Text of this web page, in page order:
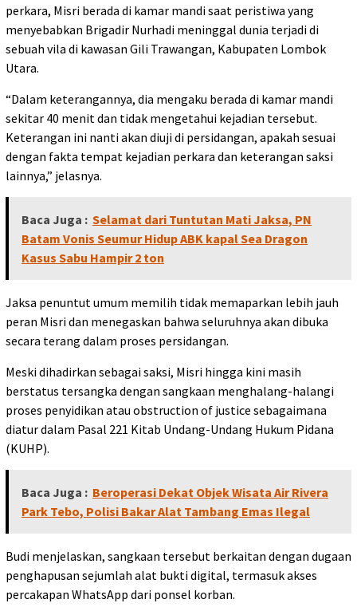
perkara, Misri berada di kamar mandi saat peristiwa yang
menyebabkan Brigadir Nurhadi meninggal dunia terjadi di
sebuah vila di kawasan Gili Trawangan, Kabupaten Lombok
Utara.
“Dalam keterangannya, dia mengaku berada di kamar mandi
sekitar 40 menit dan tidak mengetahui kejadian tersebut.
Keterangan ini nanti akan diuji di persidangan, apakah sesuai
dengan fakta tempat kejadian perkara dan keterangan saksi
lainnya,” jelasnya.
Baca Juga : Selamat dari Tuntutan Mati Jaksa, PN
Batam Vonis Seumur Hidup ABK kapal Sea Dragon
Kasus Sabu Hampir 2 ton
Jaksa penuntut umum memilih tidak memaparkan lebih jauh
peran Misri dan menegaskan bahwa seluruhnya akan dibuka
secara terang dalam proses persidangan.
Meski dihadirkan sebagai saksi, Misri hingga kini masih
berstatus tersangka dengan sangkaan menghalang-halangi
proses penyidikan atau obstruction of justice sebagaimana
diatur dalam Pasal 221 Kitab Undang-Undang Hukum Pidana
(KUHP).
Baca Juga : Beroperasi Dekat Objek Wisata Air Rivera
Park Tebo, Polisi Bakar Alat Tambang Emas Ilegal
Budi menjelaskan, sangkaan tersebut berkaitan dengan dugaan
penghapusan sejumlah alat bukti digital, termasuk akses
percakapan WhatsApp dari ponsel korban.